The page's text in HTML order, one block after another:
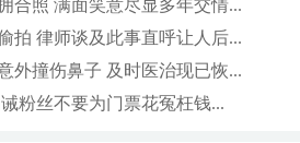
合照 满面笑意尽显多年交情...
拍 律师谈及此事直呼让人后...
外撞伤鼻子 及时医治现已恢...
粉丝不要为门票花冤枉钱...